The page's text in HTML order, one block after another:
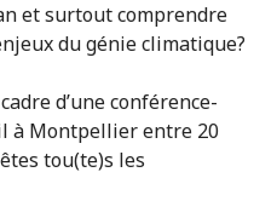
et surtout comprendre
du génie climatique?
d’une conférence-
à Montpellier entre 20
tou(te)s les